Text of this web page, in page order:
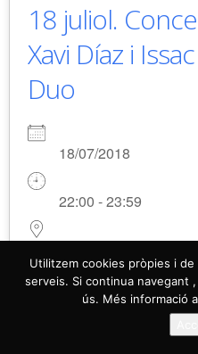
18 juliol.
Xavi Díaz i
Duo
18/07/2018
22:00 - 23:59
Català
Utilitzem cookies pròpies i
serveis. Si continua navegant
ús. Més informació